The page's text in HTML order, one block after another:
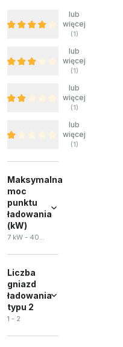
lub
więcej
(1)
lub
więcej
(1)
lub
więcej
(1)
lub
więcej
(1)
Maksymalna
moc
punktu
ładowania
(kW)
7 kW - 400 kW
Liczba
gniazd
ładowania
typu 2
1 - 2